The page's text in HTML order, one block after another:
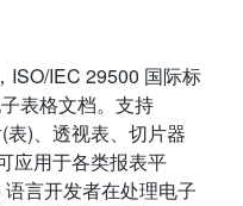
ISO/IEC 29500 国际标
表格文档。支持
表)、透视表、切片器
应用于各类报表平
言开发者在处理电子